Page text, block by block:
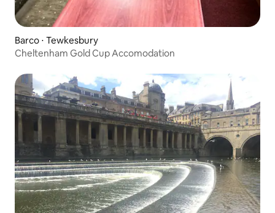
Barco ⋅ Tewkesbury
Cheltenham Gold Cup Accomodation